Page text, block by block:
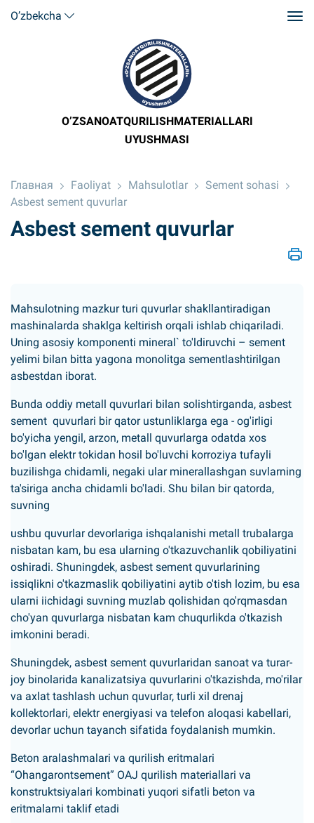
O’zbekcha
O’ZSANOATQURILISHMATERIALLARI
UYUSHMASI
Главная Faoliyat Mahsulotlar
Sement sohasi
Asbest sement quvurlar
Asbest sement quvurlar
Mahsulotning mazkur turi quvurlar shakllantiradigan
mashinalarda shaklga keltirish orqali ishlab chiqariladi.
Uning asosiy komponenti mineral` to'ldiruvchi – sement
yelimi bilan bitta yagona monolitga sementlashtirilgan
asbestdan iborat.
Bunda oddiy metall quvurlari bilan solishtirganda, asbest
sement quvurlari bir qator ustunliklarga ega - og'irligi
bo'yicha yengil, arzon, metall quvurlarga odatda xos
bo'lgan elektr tokidan hosil bo'luvchi korroziya tufayli
buzilishga chidamli, negaki ular minerallashgan suvlarning
ta'siriga ancha chidamli bo'ladi. Shu bilan bir qatorda,
suvning
ushbu quvurlar devorlariga ishqalanishi metall trubalarga
nisbatan kam, bu esa ularning o'tkazuvchanlik qobiliyatini
oshiradi. Shuningdek, asbest sement quvurlarining
issiqlikni o'tkazmaslik qobiliyatini aytib o'tish lozim, bu esa
ularni iichidagi suvning muzlab qolishidan qo'rqmasdan
cho'yan quvurlarga nisbatan kam chuqurlikda o'tkazish
imkonini beradi.
Shuningdek, asbest sement quvurlaridan sanoat va turar-
joy binolarida kanalizatsiya quvurlarini o'tkazishda, mo'rilar
va axlat tashlash uchun quvurlar, turli xil drenaj
kollektorlari, elektr energiyasi va telefon aloqasi kabellari,
devorlar uchun tayanch sifatida foydalanish mumkin.
Beton aralashmalari va qurilish eritmalari
“Ohangarontsement” OAJ qurilish materiallari va
konstruktsiyalari kombinati yuqori sifatli beton va
eritmalarni taklif etadi